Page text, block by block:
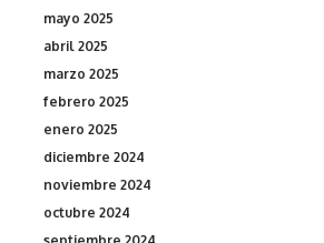
mayo 2025
abril 2025
marzo 2025
febrero 2025
enero 2025
diciembre 2024
noviembre 2024
octubre 2024